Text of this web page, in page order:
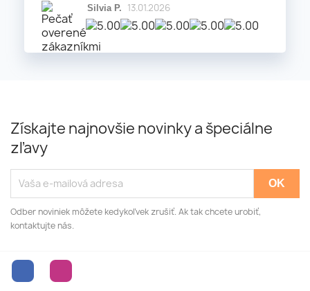
Silvia P. 13.01.2026
Získajte najnovšie novinky a špeciálne
zľavy
Odber noviniek môžete kedykoľvek zrušiť. Ak tak chcete urobiť,
kontaktujte nás.
FacebookInstagram